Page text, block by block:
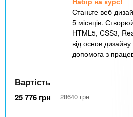
Станьте веб-
5 місяців.
HTML5, CSS3,
від основ
допомога з
Вартість
25 776 грн 28640 грн